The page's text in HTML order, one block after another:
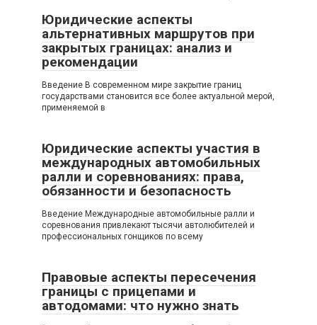
Юридические аспекты
альтернативных маршрутов при
закрытых границах: анализ и
рекомендации
Введение В современном мире закрытие границ
государствами становится все более актуальной мерой,
применяемой в
Юридические аспекты участия в
международных автомобильных
ралли и соревнованиях: права,
обязанности и безопасность
Введение Международные автомобильные ралли и
соревнования привлекают тысячи автолюбителей и
профессиональных гонщиков по всему
Правовые аспекты пересечения
границы с прицепами и
автодомами: что нужно знать